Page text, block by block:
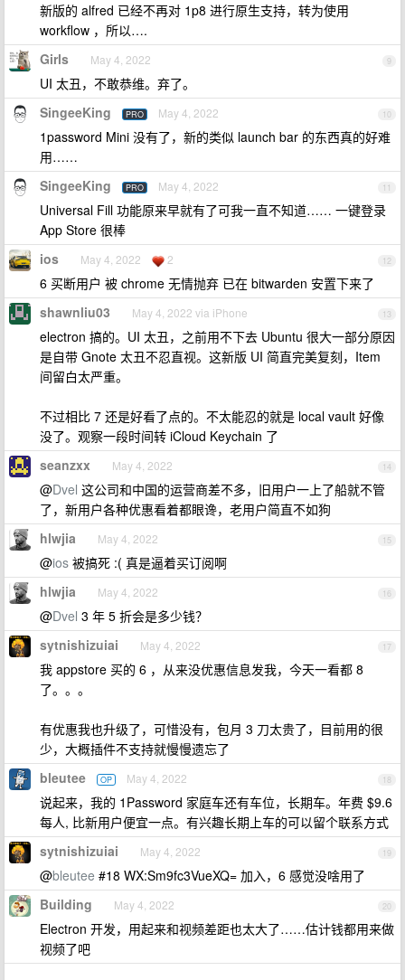
新版的 alfred 已经不再对 1p8 进行原生支持，转为使用
workflow ，所以….
9
Girls May 4, 2022
UI 太丑，不敢恭维。弃了。
10
SingeeKing PRO May 4, 2022
1password Mini 没有了，新的类似 launch bar 的东西真的好难
用……
11
SingeeKing PRO May 4, 2022
Universal Fill 功能原来早就有了可我一直不知道…… 一键登录
App Store 很棒
12
ios May 4, 2022 2
6 买断用户 被 chrome 无情抛弃 已在 bitwarden 安置下来了
13
shawnliu03 May 4, 2022 via iPhone
electron 搞的。UI 太丑，之前用不下去 Ubuntu 很大一部分原因
是自带 Gnote 太丑不忍直视。这新版 UI 简直完美复刻，Item
间留白太严重。
不过相比 7 还是好看了点的。不太能忍的就是 local vault 好像
没了。观察一段时间转 iCloud Keychain 了
14
seanzxx May 4, 2022
@Dvel 这公司和中国的运营商差不多，旧用户一上了船就不管
了，新用户各种优惠看着都眼谗，老用户简直不如狗
15
hlwjia May 4, 2022
@ios 被搞死 :( 真是逼着买订阅啊
16
hlwjia May 4, 2022
@Dvel 3 年 5 折会是多少钱？
17
sytnishizuiai May 4, 2022
我 appstore 买的 6 ，从来没优惠信息发我，今天一看都 8
了。。。
有优惠我也升级了，可惜没有，包月 3 刀太贵了，目前用的很
少，大概插件不支持就慢慢遗忘了
18
bleutee OP May 4, 2022
说起来，我的 1Password 家庭车还有车位，长期车。年费 $9.6
每人, 比新用户便宜一点。有兴趣长期上车的可以留个联系方式
19
sytnishizuiai May 4, 2022
@bleutee #18 WX:Sm9fc3VueXQ= 加入，6 感觉没啥用了
20
Building May 4, 2022
Electron 开发，用起来和视频差距也太大了……估计钱都用来做
视频了吧